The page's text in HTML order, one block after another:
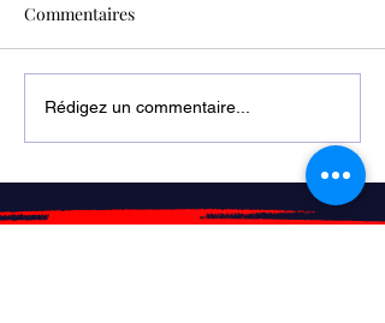
ORYX Timgad
Commentaires
Rédigez un commentaire...